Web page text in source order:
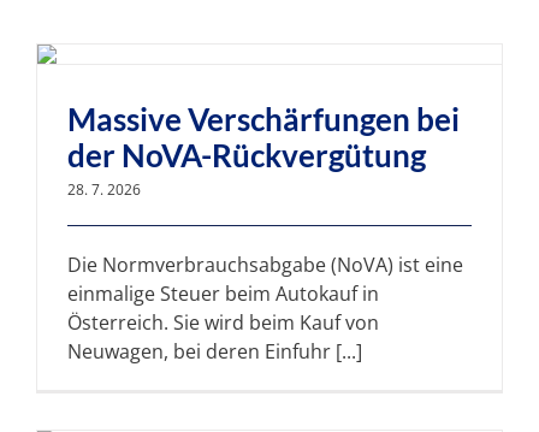
Unsere SPEZIALGEBIETE
NEWS
Massive Verschärfungen bei
der NoVA-Rückvergütung
28. 7. 2026
Die Normverbrauchsabgabe (NoVA) ist eine
einmalige Steuer beim Autokauf in
Österreich. Sie wird beim Kauf von
Neuwagen, bei deren Einfuhr [...]